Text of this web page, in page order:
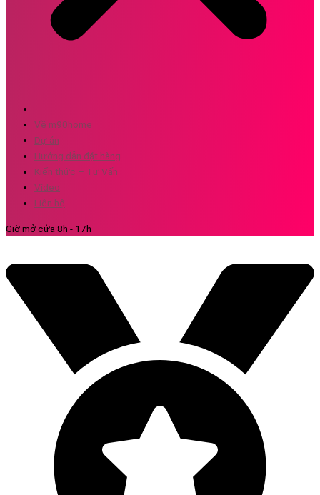
Về m90home
Dự án
Hướng dẫn đặt hàng
Kiến thức – Tư Vấn
Video
Liên hệ
Giờ mở cửa 8h - 17h